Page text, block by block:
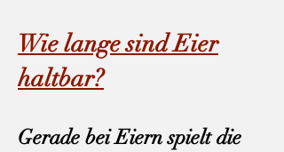
Wie lange sind Eier
haltbar?
Gerade bei Eiern spielt die